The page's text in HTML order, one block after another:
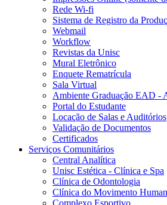
Rede Wi-fi
Sistema de Registro da
Webmail
Workflow
Revistas da Unisc
Mural Eletrônico
Enquete Rematrícula
Sala Virtual
Ambiente Graduação EAD -
Portal do Estudante
Locação de Salas e Auditórios
Validação de Documentos
Certificados
Serviços Comunitários
Central Analítica
Unisc Estética - Clínica e Spa
Clínica de Odontologia
Clínica do Movimento
Complexo Esportivo